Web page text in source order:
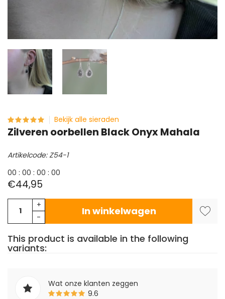
Bekijk alle sieraden
Zilveren oorbellen Black Onyx Mahala
Artikelcode: Z54-1
00 : 00 : 00 : 00
€44,95
+
-
In winkelwagen
This product is available in the following
variants:
Wat onze klanten zeggen
9.6